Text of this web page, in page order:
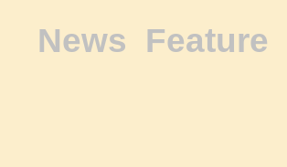
News Feature